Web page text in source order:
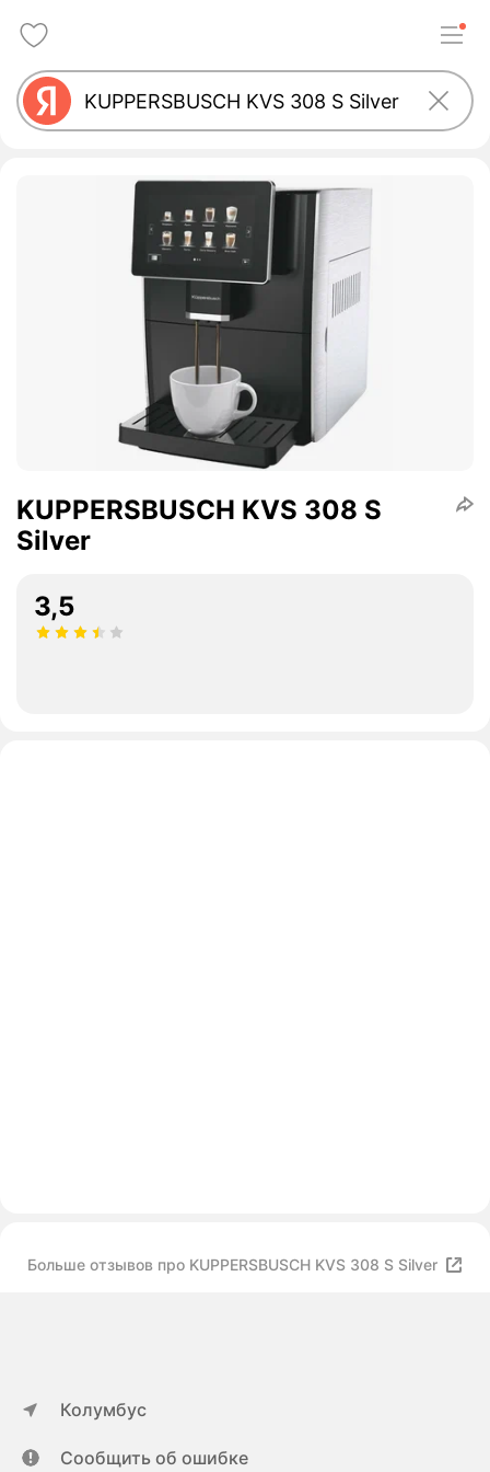
KUPPERSBUSCH KVS 308 S
Silver
3,5
Больше отзывов про KUPPERSBUSCH KVS 308 S Silver
Колумбус
Сообщить об ошибке